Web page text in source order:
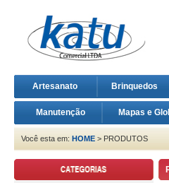
Artesanato Brinquedos
Manutenção Mapas e
Você esta em: HOME > PRODUTOS